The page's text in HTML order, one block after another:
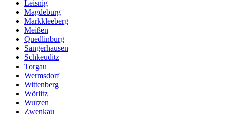
Leisnig
Magdeburg
Markkleeberg
Meißen
Quedlinburg
Sangerhausen
Schkeuditz
Torgau
Wermsdorf
Wittenberg
Wörlitz
Wurzen
Zwenkau